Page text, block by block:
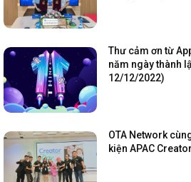
Thư cảm ơn từ
năm ngày thành
12/12/2022)
OTA Network
kiện APAC